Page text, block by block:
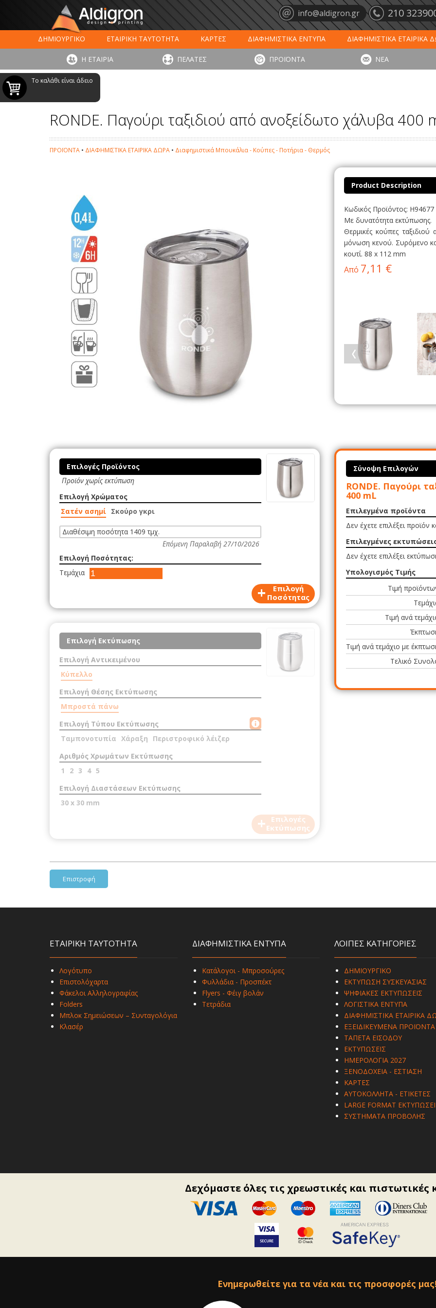
info@aldigron.gr 210
ΔΗΜΙΟΥΡΓΙΚΟ ΕΤΑΙΡΙΚΗ ΤΑΥΤΟΤΗΤΑ ΚΑΡΤΕΣ ΔΙΑΦΗΜΙΣΤΙΚΑ ΕΝΤΥΠΑ
ΔΙΑΦΗΜΙΣΤΙΚΑ ΕΤΑΙΡΙΚΑ
ΕΚΤΥΠΩΣΗ ΣΥΣΚΕΥΑΣΙΑΣ
LARGE FORMAT ΕΚΤΥΠΩΣΕΙΣ ΞΕΝΟΔΟΧΕΙΑ - ΕΣΤΙΑΣΗ ΤΑΠΕΤΑ ΕΙΣΟΔΟΥ
Η ΕΤΑΙΡΙΑ ΠΕΛΑΤΕΣ ΠΡΟΪΟΝΤΑ ΝΕΑ
Το καλάθι είναι άδειο
RONDE. Παγούρι ταξιδιού από ανοξείδωτο χάλυβα 400
ΠΡΟΪΟΝΤΑ • ΔΙΑΦΗΜΙΣΤΙΚΑ ΕΤΑΙΡΙΚΑ ΔΩΡΑ • Διαφημιστικά Μπουκάλια - Κούπες - Ποτήρια - Θερμός
Product Description
Κωδικός Προϊόντος: H94677
Με δυνατότητα εκτύπωσης.
Θερμικές κούπες
μόνωση κενού. Συρόμενο
κουτί. 88 x 112 mm
Από 7,11 €
Επιλογές Προϊόντος
Προϊόν χωρίς εκτύπωση
+
Επιλογή
Ποσότητας
Επιλογή Χρώματος
Σατέν ασημί Σκούρο γκρι
Διαθέσιμη ποσότητα 1409 τμχ.
Επόμενη Παραλαβή 27/10/2026
Επιλογή Ποσότητας:
Τεμάχια
+
Επιλογές
Εκτύπωσης
Επιλογή Εκτύπωσης
Επιλογή Αντικειμένου
Κύπελλο
Επιλογή Θέσης Εκτύπωσης
Μπροστά πάνω
Επιλογή Τύπου Εκτύπωσης
Ταμπονοτυπία Χάραξη
Περιστροφικό λέιζερ
Αριθμός Χρωμάτων Εκτύπωσης
1
2 3 4 5
Επιλογή Διαστάσεων Εκτύπωσης
30 x 30 mm
Σύνοψη Επιλογών
RONDE. Παγούρι
400 mL
Επιλεγμένα προϊόντα
Δεν έχετε επιλέξει προϊόν
Επιλεγμένες
Δεν έχετε επιλέξει
Υπολογισμός Τιμής
Τιμή
Τιμή ανά
Τιμή ανά τεμάχιο με
Τελικό
Επιστροφή
ΕΤΑΙΡΙΚΗ ΤΑΥΤΟΤΗΤΑ
Λογότυπο
Επιστολόχαρτα
Φάκελοι Αλληλογραφίας
Folders
Μπλοκ Σημειώσεων – Συνταγολόγια
Κλασέρ
ΔΙΑΦΗΜΙΣΤΙΚΑ ΕΝΤΥΠΑ
Κατάλογοι - Μπροσούρες
Φυλλάδια - Προσπέκτ
Flyers - Φέιγ βολάν
Τετράδια
ΛΟΙΠΕΣ ΚΑΤΗΓΟΡΙΕΣ
ΔΗΜΙΟΥΡΓΙΚΟ
ΕΚΤΥΠΩΣΗ ΣΥΣΚΕΥΑΣΙΑΣ
ΨΗΦΙΑΚΕΣ ΕΚΤΥΠΩΣΕΙΣ
ΛΟΓΙΣΤΙΚΑ ΕΝΤΥΠΑ
ΔΙΑΦΗΜΙΣΤΙΚΑ ΕΤΑΙΡΙΚΑ
ΕΞΕΙΔΙΚΕΥΜΕΝΑ ΠΡΟΪΟΝΤΑ
ΤΑΠΕΤΑ ΕΙΣΟΔΟΥ
ΕΚΤΥΠΩΣΕΙΣ
ΗΜΕΡΟΛΟΓΙΑ 2027
ΞΕΝΟΔΟΧΕΙΑ - ΕΣΤΙΑΣΗ
ΚΑΡΤΕΣ
ΑΥΤΟΚΟΛΛΗΤΑ - ΕΤΙΚΕΤΕΣ
LARGE FORMAT
ΣΥΣΤΗΜΑΤΑ ΠΡΟΒΟΛΗΣ
Δεχόμαστε όλες τις χρεωστικές και πιστωτικές
Ενημερωθείτε για τα νέα και τις προσφορές